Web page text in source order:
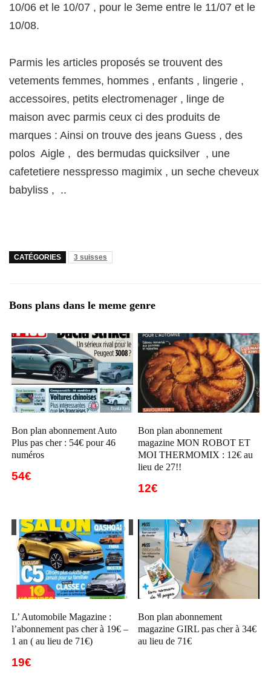
10/06 et le 10/07 , pour le 3eme entre le 11/07 et le
10/08.
Parmis les articles proposés se trouvent des
vetements femmes, hommes , enfants , lingerie ,
accessoires, petits electromenager , linge de
maison avec parmis ceux ci des produits de
marques : Ainsi on trouve des jeans Guess , des
polos Aigle , des bermudas quicksilver , une
cafetetiere nesspresso magimix , un seche cheveux
babyliss , ..
CATÉGORIES 3 suisses
Bons plans dans le meme genre
Bon plan abonnement Auto
Plus pas cher : 54€ pour 46
numéros
54€
Bon plan abonnement
magazine MON ROBOT ET
MOI THERMOMIX : 12€ au
lieu de 27!!
12€
L’ Automobile Magazine :
l’abonnement pas cher à 19€ –
1 an ( au lieu de 71€)
19€
Bon plan abonnement
magazine GIRL pas cher à 34€
au lieu de 71€